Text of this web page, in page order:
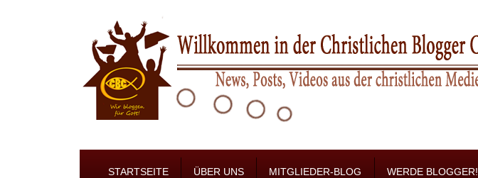
STARTSEITE ÜBER UNS MITGLIEDER-BLOG WERDE BLOGGER!